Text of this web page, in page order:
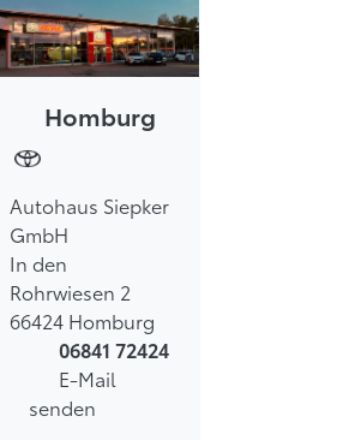
Homburg
Autohaus Siepker
GmbH
In den
Rohrwiesen 2
66424 Homburg
06841 72424
E-Mail
senden